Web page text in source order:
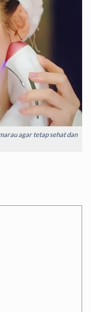
agar tetap sehat dan